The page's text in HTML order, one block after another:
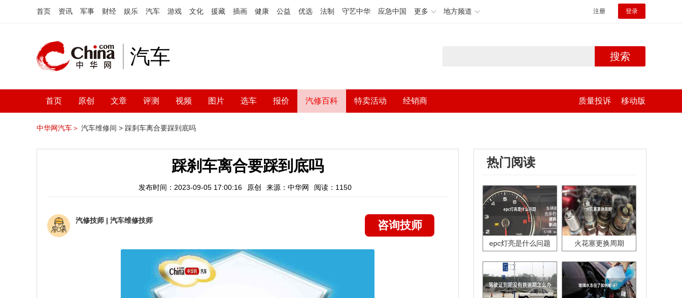
首页 资讯 军事 财经 娱乐 汽车 游戏 文化 援藏 插画 健康 公益 优选 法制 守艺中华 应急中国 更多 地方频道 注册 登录
汽车 搜索
首页 原创 文章 评测 视频 图片 选车 报价 汽修百科 特卖活动 经销商 质量投诉 移动版
中华网汽车＞ 汽车维修间 > 踩刹车离合要踩到底吗
踩刹车离合要踩到底吗
发布时间：2023-09-05 17:00:16 原创 来源：中华网 阅读：1150
汽修技师 | 汽车维修技师 咨询技师
热门阅读
epc灯亮是什么问题 火花塞更换周期